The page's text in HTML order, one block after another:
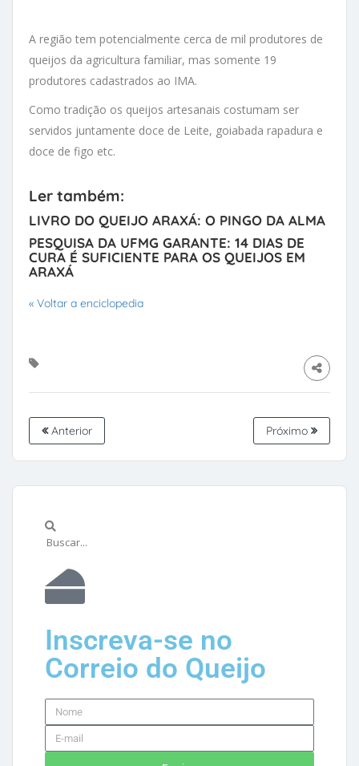
A região tem potencialmente cerca de mil produtores de
queijos da agricultura familiar, mas somente 19
produtores cadastrados ao IMA.
Como tradição os queijos artesanais costumam ser
servidos juntamente doce de Leite, goiabada rapadura e
doce de figo etc.
Ler também:
LIVRO DO QUEIJO ARAXÁ: O PINGO DA ALMA
PESQUISA DA UFMG GARANTE: 14 DIAS DE
CURA É SUFICIENTE PARA OS QUEIJOS EM
ARAXÁ
« Voltar a enciclopedia
Anterior Próximo
Inscreva-se no
Correio do Queijo